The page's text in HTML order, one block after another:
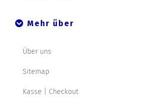
Mehr über
Über uns
Sitemap
Kasse | Checkout